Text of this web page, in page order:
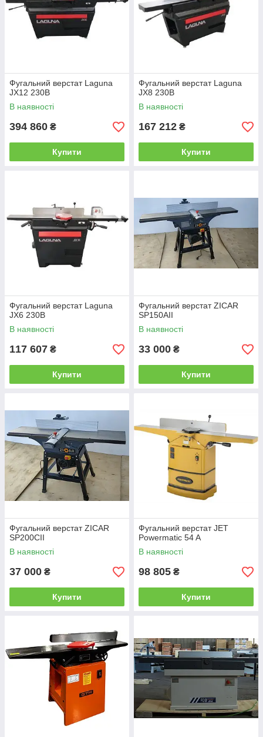
Фугальний верстат Laguna
JX12 230В
В наявності
394 860 ₴
Купити
Фугальний верстат Laguna
JX8 230В
В наявності
167 212 ₴
Купити
Фугальний верстат Laguna
JX6 230В
В наявності
117 607 ₴
Купити
Фугальний верстат ZICAR
SP150AII
В наявності
33 000 ₴
Купити
Фугальний верстат ZICAR
SP200CII
В наявності
37 000 ₴
Купити
Фугальний верстат JET
Powermatic 54 A
В наявності
98 805 ₴
Купити